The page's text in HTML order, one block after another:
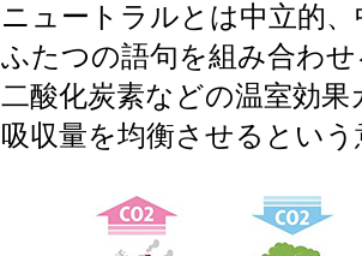
ニュートラルとは中立的
ふたつの語句を組み合わ
二酸化炭素などの温室効果
吸収量を均衡させるとい